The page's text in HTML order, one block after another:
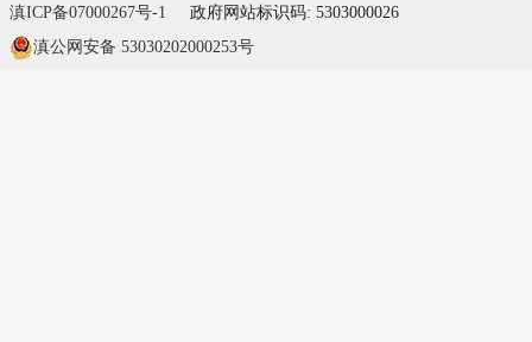
滇ICP备07000267号-1
政府网站标识码: 5303000026
滇公网安备 53030202000253号